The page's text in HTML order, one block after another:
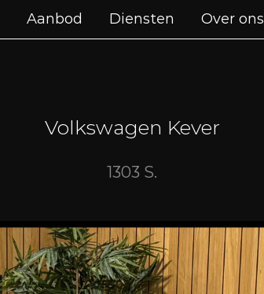
Aanbod Diensten Over ons
Volkswagen Kever
1303 S.